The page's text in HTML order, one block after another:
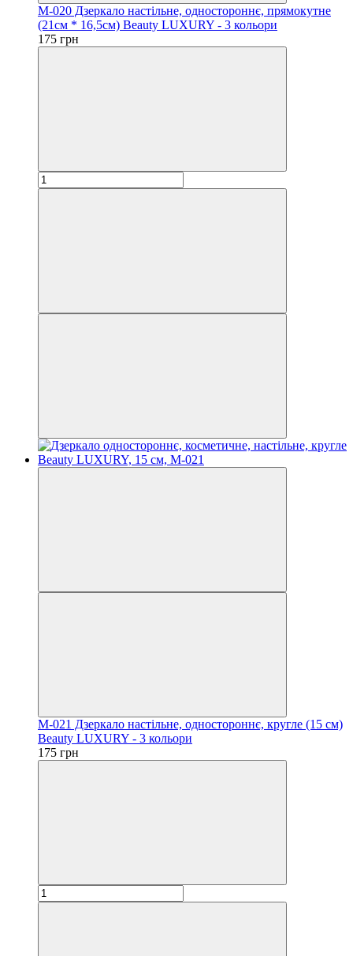
M-020 Дзеркало настільне, одностороннє, прямокутне
(21см * 16,5см) Beauty LUXURY - 3 кольори
175 грн
M-021 Дзеркало настільне, одностороннє, кругле (15 см)
Beauty LUXURY - 3 кольори
175 грн